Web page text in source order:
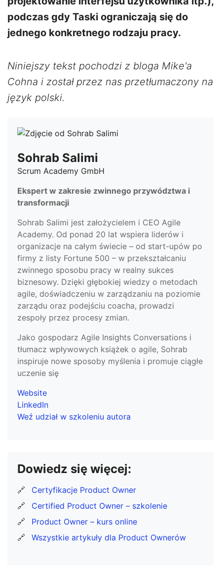
podczas gdy Taski ograniczają się do
jednego konkretnego rodzaju pracy.
Niniejszy tekst pochodzi z bloga Mike'a
Cohna i został przez nas przetłumaczony na
język polski.
Sohrab Salimi
Scrum Academy GmbH
Ekspert w zakresie zwinnego przywództwa i
transformacji
Sohrab Salimi jest założycielem i CEO Agile
Academy. Od ponad 20 lat wspiera liderów i
organizacje na całym świecie – od start-upów po
firmy z listy Fortune 500 – w przekształcaniu
zwinnego sposobu pracy w realny sukces
biznesowy. Dzięki głębokiej wiedzy o metodach
agile, doświadczeniu w zarządzaniu na poziomie
zarządu oraz podejściu coacha, prowadzi
zespoły przez procesy zmian.
Jako gospodarz Agile Insights Conversations i
tłumacz wpływowych książek o agile, Sohrab
inspiruje nowe sposoby myślenia i promuje ciągłe
uczenie się
Website
LinkedIn
Weź udział w szkoleniu autora
Dowiedz się więcej:
🔗
Certyfikacje Product Owner
🔗
Certified Product Owner – szkolenie
🔗
Product Owner – kurs online
🔗
Wszystkie artykuły dla Product Ownerów